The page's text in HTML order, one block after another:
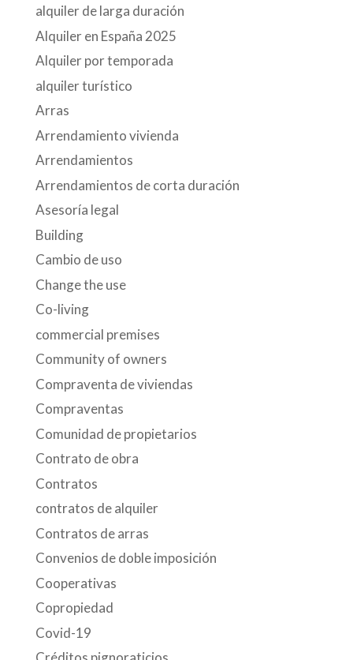
alquiler de larga duración
Alquiler en España 2025
Alquiler por temporada
alquiler turístico
Arras
Arrendamiento vivienda
Arrendamientos
Arrendamientos de corta duración
Asesoría legal
Building
Cambio de uso
Change the use
Co-living
commercial premises
Community of owners
Compraventa de viviendas
Compraventas
Comunidad de propietarios
Contrato de obra
Contratos
contratos de alquiler
Contratos de arras
Convenios de doble imposición
Cooperativas
Copropiedad
Covid-19